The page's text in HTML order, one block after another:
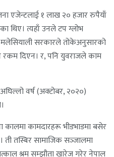
एजेन्टलाई १ लाख २० हजार रुपैयाँ
थिए। त्यहाँ उनले टप ग्लोभ
सरकारले तोकेअनुसारको
दिएन। र, पनि युवराजले काम
वर्ष (अक्टोबर, २०२०)
कालमा कामदारहरू भीडभाडमा बसेर
तस्बिर सामाजिक सञ्‍जालमा
श्रम सम्झौता खारेज गरेर नेपाल